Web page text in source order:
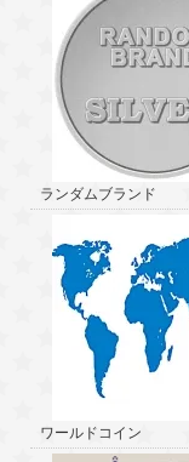
ランダムブランド
ワールドコイン